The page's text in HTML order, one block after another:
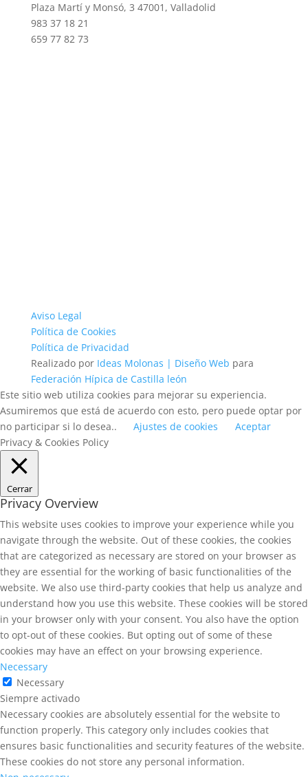
Plaza Martí y Monsó, 3 47001, Valladolid
983 37 18 21
659 77 82 73
Aviso Legal
Política de Cookies
Política de Privacidad
Realizado por Ideas Molonas | Diseño Web para
Federación Hípica de Castilla león
Este sitio web utiliza cookies para mejorar su experiencia.
Asumiremos que está de acuerdo con esto, pero puede optar por
no participar si lo desea..
Ajustes de cookies
Aceptar
Privacy & Cookies Policy
Cerrar
Privacy Overview
This website uses cookies to improve your experience while you
navigate through the website. Out of these cookies, the cookies
that are categorized as necessary are stored on your browser as
they are essential for the working of basic functionalities of the
website. We also use third-party cookies that help us analyze and
understand how you use this website. These cookies will be stored
in your browser only with your consent. You also have the option
to opt-out of these cookies. But opting out of some of these
cookies may have an effect on your browsing experience.
Necessary
Necessary
Siempre activado
Necessary cookies are absolutely essential for the website to
function properly. This category only includes cookies that
ensures basic functionalities and security features of the website.
These cookies do not store any personal information.